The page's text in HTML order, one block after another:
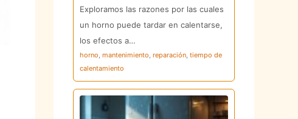
Exploramos las razones por las cuales
un horno puede tardar en calentarse,
los efectos a…
horno, mantenimiento, reparación, tiempo de
calentamiento